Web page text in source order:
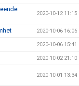
2020-10-12 11:15
2020-10-06 16:06
2020-10-06 15:41
2020-10-02 21:10
2020-10-01 13:34